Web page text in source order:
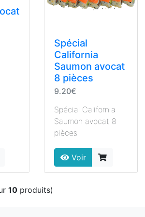
Spécial
California
Saumon avocat
8 pièces
9.20€
Spécial California
Saumon avocat 8
pièces
Voir
10 produits)